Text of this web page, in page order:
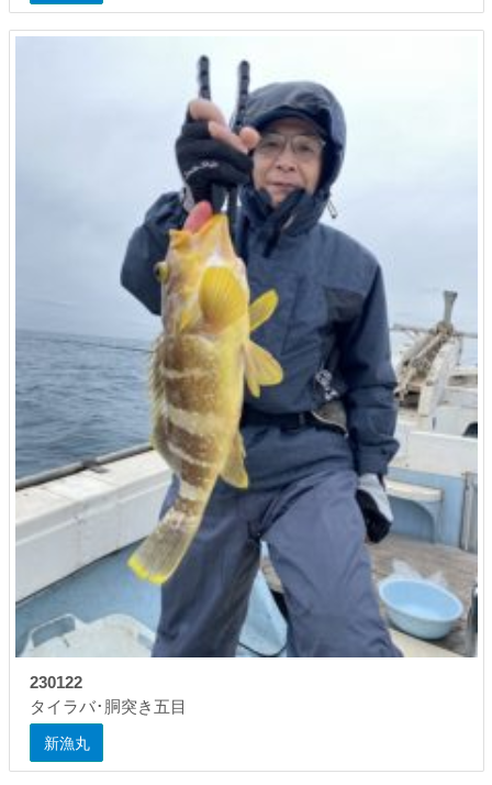
230122
タイラバ･胴突き五目
新漁丸